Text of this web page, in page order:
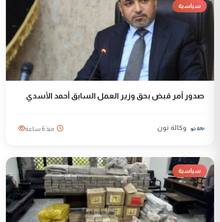
سياسية
صدور أمر قبض بحق وزير العمل السابق أحمد الأسدي
وكالة نون منذ 6 ساعة
سياسية